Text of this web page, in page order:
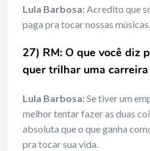
Lula Barbosa:Acredito que
paga pra tocar nossas músicas.
27) RM: O que você diz
quer trilhar uma carreira
Lula Barbosa:Se tiver um
melhor tentar fazer as duas
absoluta que o que ganha
pra tocar sua vida.